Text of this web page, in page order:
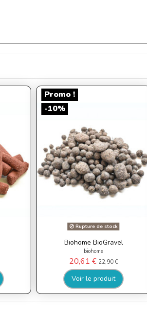
Promo !
-10%
Rupture de stock
Biohome BioGravel
biohome
20,61 € 22,90 €
Voir le produit